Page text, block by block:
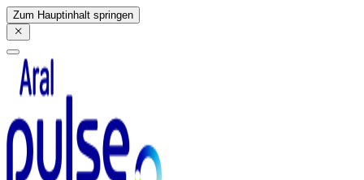
Zum Hauptinhalt springen